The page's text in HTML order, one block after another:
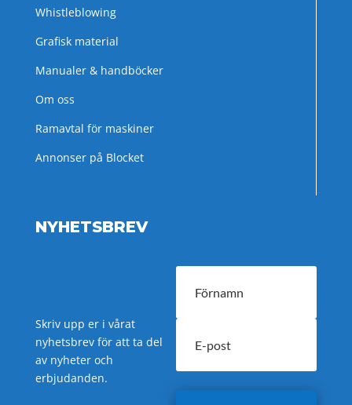
Whistleblowing
Grafisk material
Manualer & handböcker
Om oss
Ramavtal för maskiner
Annonser på Blocket
NYHETSBREV
Skriv upp er i vårat
nyhetsbrev för att ta del
av nyheter och
erbjudanden.